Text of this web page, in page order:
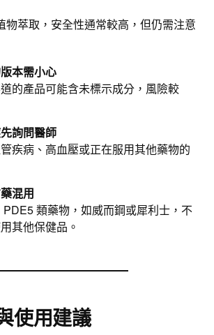
物萃取，安全性通常較高，但仍需注意
本需小心
的產品可能含未標示成分，風險較
詢問醫師
疾病、高血壓或正在服用其他藥物的
混用
PDE5 類藥物，如威而鋼或犀利士，不
其他保健品。
使用建議